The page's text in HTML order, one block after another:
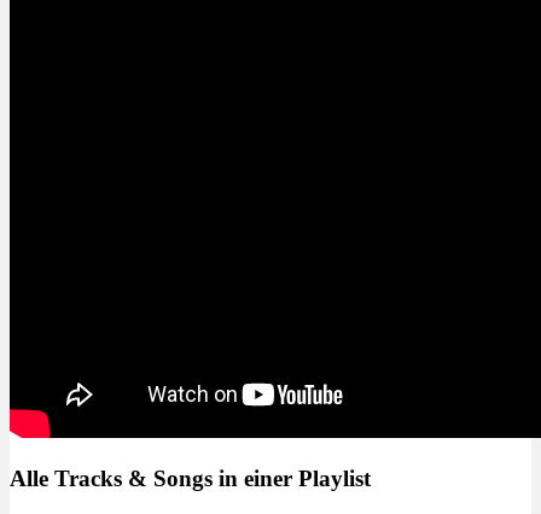
Alle Tracks & Songs in einer Playlist